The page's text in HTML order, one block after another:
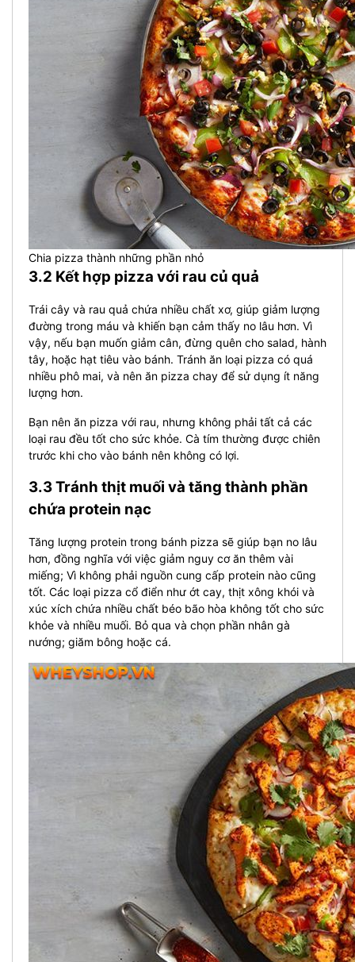
Chia pizza thành những phần nhỏ
3.2 Kết hợp pizza với rau củ quả
Trái cây và rau quả chứa nhiều chất xơ, giúp giảm lượng
đường trong máu và khiến bạn cảm thấy no lâu hơn. Vì
vậy, nếu bạn muốn giảm cân, đừng quên cho salad, hành
tây, hoặc hạt tiêu vào bánh. Tránh ăn loại pizza có quá
nhiều phô mai, và nên ăn pizza chay để sử dụng ít năng
lượng hơn.
Bạn nên ăn pizza với rau, nhưng không phải tất cả các
loại rau đều tốt cho sức khỏe. Cà tím thường được chiên
trước khi cho vào bánh nên không có lợi.
3.3 Tránh thịt muối và tăng thành phần
chứa protein nạc
Tăng lượng protein trong bánh pizza sẽ giúp bạn no lâu
hơn, đồng nghĩa với việc giảm nguy cơ ăn thêm vài
miếng; Vì không phải nguồn cung cấp protein nào cũng
tốt. Các loại pizza cổ điển như ớt cay, thịt xông khói và
xúc xích chứa nhiều chất béo bão hòa không tốt cho sức
khỏe và nhiều muối. Bỏ qua và chọn phần nhân gà
nướng; giăm bông hoặc cá.